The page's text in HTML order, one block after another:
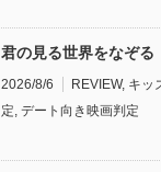
君の見る世界をなぞる
2026/8/6 REVIEW, キッ
定, デート向き映画判定